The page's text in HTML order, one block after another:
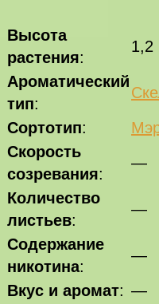
Высота
растения:
1,2
Ароматический
тип:
Сортотип:
Скорость
созревания:
—
Количество
листьев:
—
Содержание
никотина:
—
Вкус и аромат: —